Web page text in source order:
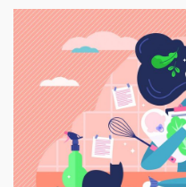
経営メンバー紹介
拠点一覧
沿革
リラシク
ITソリューション
コンプライアンス推進体制
メディア掲載
プレスリリース
ニュース
IR TOP
開示情報
コーポレート・ガバナンス
ディスクロージャーポリシー
電子公告
Recruit
LASSIC Media
LASSIC Media TOP
地方創生コラム
リモートワークコラム
Contact
お問い合わせフォーム